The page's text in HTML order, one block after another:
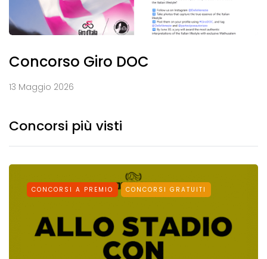
Concorso Giro DOC
13 Maggio 2026
Concorsi più visti
CONCORSI A PREMIO CONCORSI GRATUITI